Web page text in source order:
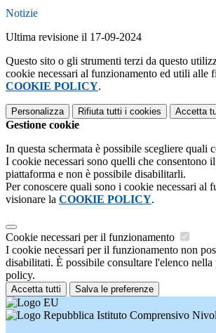
Notizie
Ultima revisione il 17-09-2024
Questo sito o gli strumenti terzi da questo
cookie necessari al funzionamento ed utili alle
COOKIE POLICY.
Personalizza Rifiuta tutti i cookies Accetta
Gestione cookie
In questa schermata è possibile scegliere quali
I cookie necessari sono quelli che consentono
piattaforma e non è possibile disabilitarli.
Per conoscere quali sono i cookie necessari al
visionare la COOKIE POLICY.
Cookie necessari per il funzionamento
I cookie necessari per il funzionamento non
disabilitati. È possibile consultare l'elenco
policy.
Accetta tutti Salva le preferenze
Istituto Comprensivo